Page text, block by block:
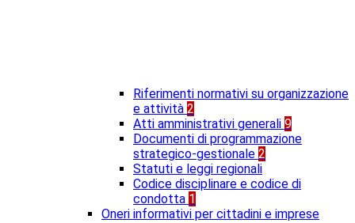
Riferimenti normativi su organizzazione
e attività 2
Atti amministrativi generali 9
Documenti di programmazione
strategico-gestionale 2
Statuti e leggi regionali
Codice disciplinare e codice di
condotta 1
Oneri informativi per cittadini e imprese